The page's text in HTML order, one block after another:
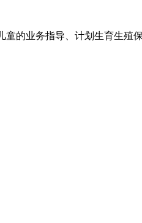
的业务指导、计划生育生殖